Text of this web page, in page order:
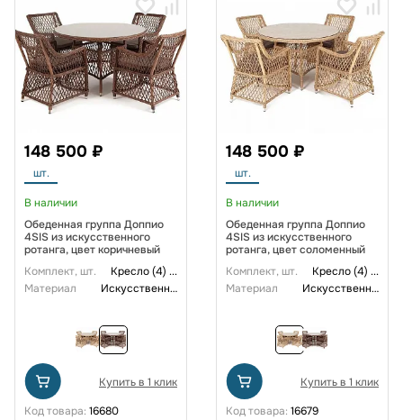
148 500 ₽
шт.
В наличии
Обеденная группа Доппио
4SIS из искусственного
ротанга, цвет коричневый
Комплект, шт.
Кресло (4) ...
Материал
Искусственный ротанг
Купить в 1 клик
Код товара: 16680
148 500 ₽
шт.
В наличии
Обеденная группа Доппио
4SIS из искусственного
ротанга, цвет соломенный
Комплект, шт.
Кресло (4) ...
Материал
Искусственный ротанг
Купить в 1 клик
Код товара: 16679